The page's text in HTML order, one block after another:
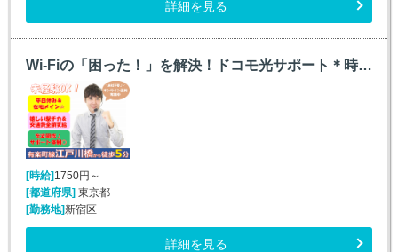
詳細を見る
Wi-Fiの「困った！」を解決！ドコモ光サポート＊時給1750円＠江戸川橋
[時給]1750円～
[都道府県]東京都
[勤務地]新宿区
詳細を見る